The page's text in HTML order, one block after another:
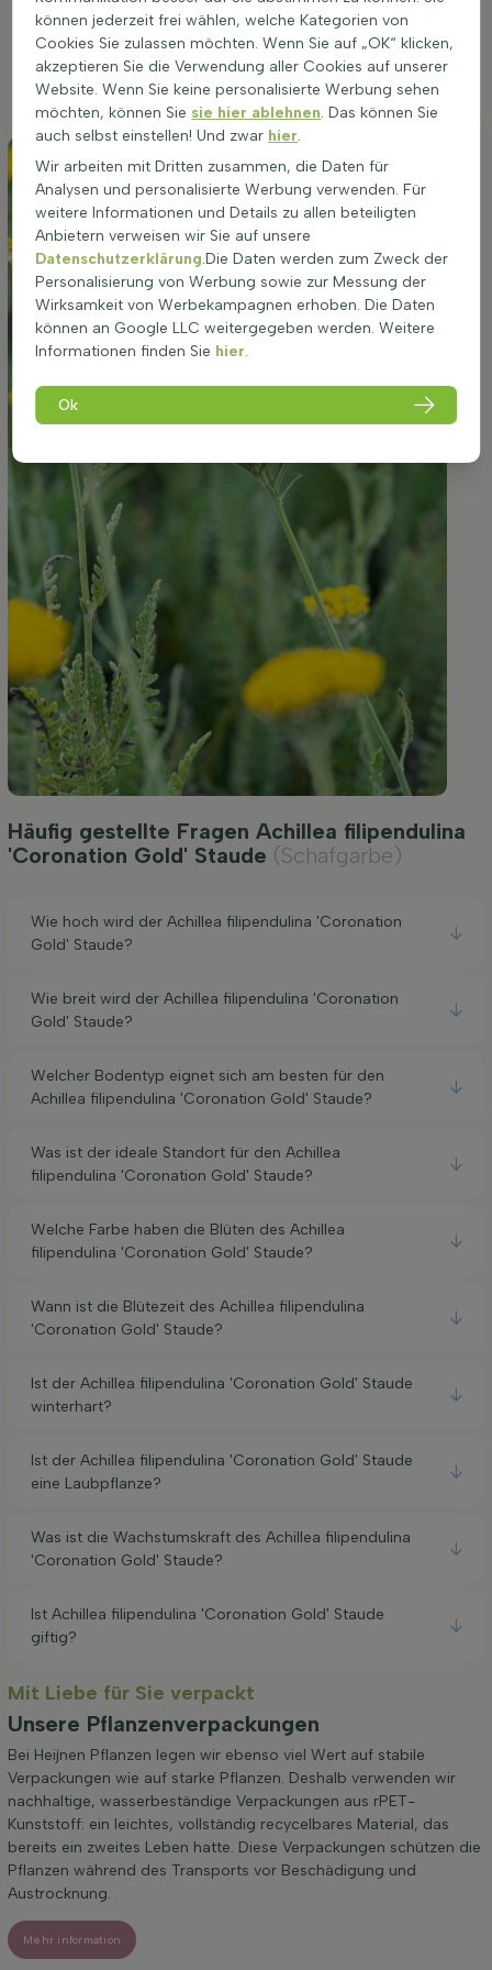
Beeten, als Gruppenpflanzung, Randbepflanzung oder in
Töpfen. Ein optimaler Standort ist entscheidend für das
Wachstum und die Blüte von Achillea filipendulina
Häufig gestellte Fragen Achillea filipendulina
'Coronation Gold' Staude (Schafgarbe)
Wie hoch wird der Achillea filipendulina 'Coronation
Gold' Staude?
Wie breit wird der Achillea filipendulina 'Coronation
Gold' Staude?
Welcher Bodentyp eignet sich am besten für den
Achillea filipendulina 'Coronation Gold' Staude?
Was ist der ideale Standort für den Achillea
filipendulina 'Coronation Gold' Staude?
Welche Farbe haben die Blüten des Achillea
filipendulina 'Coronation Gold' Staude?
Wann ist die Blütezeit des Achillea filipendulina
'Coronation Gold' Staude?
Ist der Achillea filipendulina 'Coronation Gold' Staude
winterhart?
Ist der Achillea filipendulina 'Coronation Gold' Staude
eine Laubpflanze?
Was ist die Wachstumskraft des Achillea filipendulina
'Coronation Gold' Staude?
Ist Achillea filipendulina 'Coronation Gold' Staude
giftig?
Mit Liebe für Sie verpackt
Unsere Pflanzenverpackungen
Bei Heijnen Pflanzen legen wir ebenso viel Wert auf stabile
Verpackungen wie auf starke Pflanzen. Deshalb verwenden wir
nachhaltige, wasserbeständige Verpackungen aus rPET-
Kunststoff: ein leichtes, vollständig recycelbares Material, das
bereits ein zweites Leben hatte. Diese Verpackungen schützen die
Pflanzen während des Transports vor Beschädigung und
Austrocknung.
Mehr information
können jederzeit frei wählen, welche Kategorien von
Cookies Sie zulassen möchten. Wenn Sie auf „OK“ klicken,
akzeptieren Sie die Verwendung aller Cookies auf unserer
Website. Wenn Sie keine personalisierte Werbung sehen
möchten, können Sie sie hier ablehnen. Das können Sie
auch selbst einstellen! Und zwar hier.
Wir arbeiten mit Dritten zusammen, die Daten für
Analysen und personalisierte Werbung verwenden. Für
weitere Informationen und Details zu allen beteiligten
Anbietern verweisen wir Sie auf unsere
Datenschutzerklärung.Die Daten werden zum Zweck der
Personalisierung von Werbung sowie zur Messung der
Wirksamkeit von Werbekampagnen erhoben. Die Daten
können an Google LLC weitergegeben werden. Weitere
Informationen finden Sie hier.
Ok